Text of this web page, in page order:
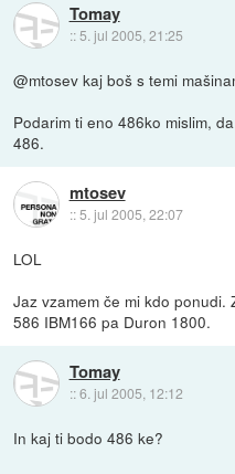
Tomay
:: 5. jul 2005, 21:25
@mtosev kaj boš s temi
Podarim ti eno 486ko mislim,
486.
mtosev
::5. jul 2005, 22:07
LOL
Jaz vzamem če mi kdo
586 IBM166 pa Duron 1800.
Tomay
::6. jul 2005, 12:12
In kaj ti bodo 486 ke?